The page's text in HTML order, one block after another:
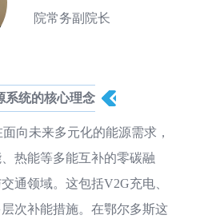
院常务副院长
系统的核心理念
向未来多元化的能源需求，
热能等多能互补的零碳融
通领域。这包括V2G充电、
次补能措施。在鄂尔多斯这